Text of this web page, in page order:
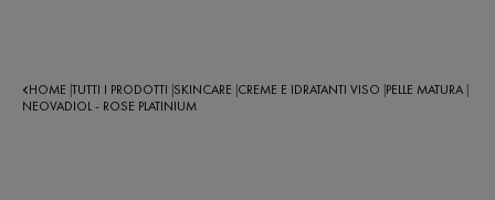
HOME TUTTI I PRODOTTI SKINCARE CREME E IDRATANTI VISO PELLE MATURA
NEOVADIOL - ROSE PLATINIUM